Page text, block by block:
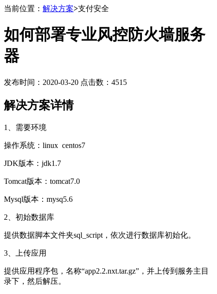
当前位置： 解决方案>支付安全
如何部署专业风控防火墙服务
器
发布时间：2020-03-20 点击数：4515
解决方案详情
1、需要环境
操作系统： linux centos7
JDK版本： jdk1.7
Tomcat版本： tomcat7.0
Mysql版本： mysq5.6
2、初始数据库
提供数据脚本文件夹sql_script，依次进行数据库初始化。
3、上传应用
提供应用程序包，名称“app2.2.nxt.tar.gz”，并上传到服务主目
录下，然后解压。